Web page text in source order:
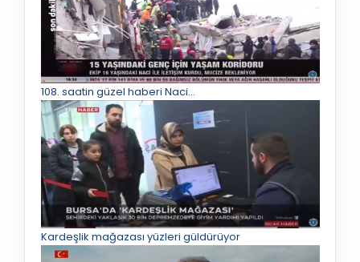
108. saatin güzel haberi Naci…
Kardeşlik mağazası yüzleri güldürüyor